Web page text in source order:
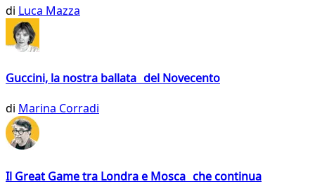
di Luca Mazza
Guccini, la nostra ballata del Novecento
di Marina Corradi
Il Great Game tra Londra e Mosca che continua